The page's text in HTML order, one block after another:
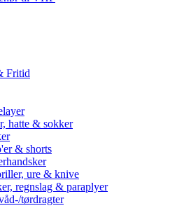
Fritid
hatte & sokker
& shorts
ure & knive
regnslag & paraplyer
tørdragter